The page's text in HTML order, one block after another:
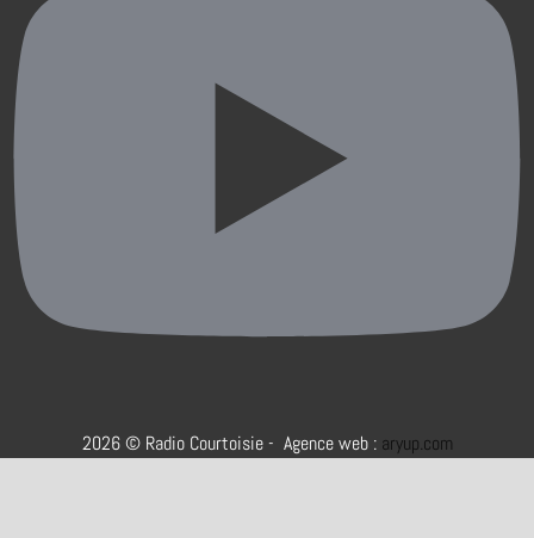
2026 © Radio Courtoisie - Agence web : aryup.com